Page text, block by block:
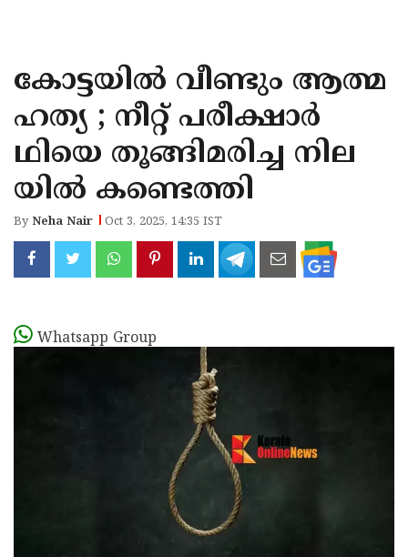
KANNUR
KASARAGOD
കോട്ടയിൽ വീണ്ടും ആത്മ
ഹത്യ ; നീറ്റ് പരീക്ഷാർ
ഥിയെ തൂങ്ങിമരിച്ച നില
യിൽ കണ്ടെത്തി
ByNeha Nair Oct 3, 2025, 14:35 IST
Whatsapp Group